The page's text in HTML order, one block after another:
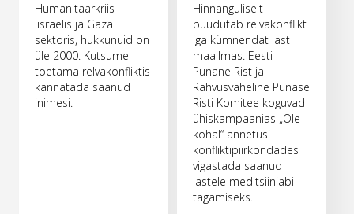
Humanitaarkriis
Iisraelis ja Gaza
sektoris, hukkunuid on
üle 2000. Kutsume
toetama relvakonfliktis
kannatada saanud
inimesi.
Hinnanguliselt
puudutab relvakonflikt
iga kümnendat last
maailmas. Eesti
Punane Rist ja
Rahvusvaheline Punase
Risti Komitee koguvad
ühiskampaanias „Ole
kohal“ annetusi
konfliktipiirkondades
vigastada saanud
lastele meditsiiniabi
tagamiseks.